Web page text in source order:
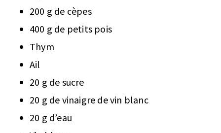
200 g de cèpes
400 g de petits pois
Thym
Ail
20 g de sucre
20 g de vinaigre de vin blanc
20 g d’eau